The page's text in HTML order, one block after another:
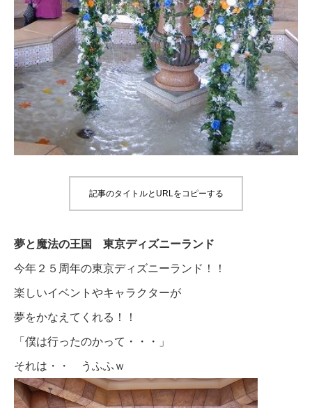
記事のタイトルとURLをコピーする
夢と魔法の王国 東京ディズニーランド
今年２５周年の東京ディズニーランド！！
楽しいイベントやキャラクターが
夢をかなえてくれる！！
「僕は行ったのかって・・・」
それは・・ うふふｗ